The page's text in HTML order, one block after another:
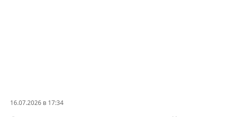
16.07.2026 в 17:34